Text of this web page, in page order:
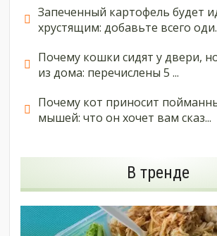
Запеченный картофель будет
хрустящим: добавьте всего
Почему кошки сидят у двери,
из дома: перечислены 5 ...
Почему кот приносит
мышей: что он хочет вам сказ...
В тренде